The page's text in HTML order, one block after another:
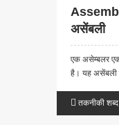
असेंबली
एक असेम्बलर एक
है। यह असेंबली
तकनीकी शब्द